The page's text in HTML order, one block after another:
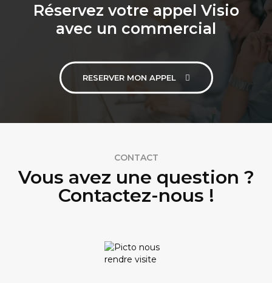
Réservez votre appel Visio
avec un commercial
RESERVER MON APPEL
CONTACT
Vous avez une question ?
Contactez-nous !